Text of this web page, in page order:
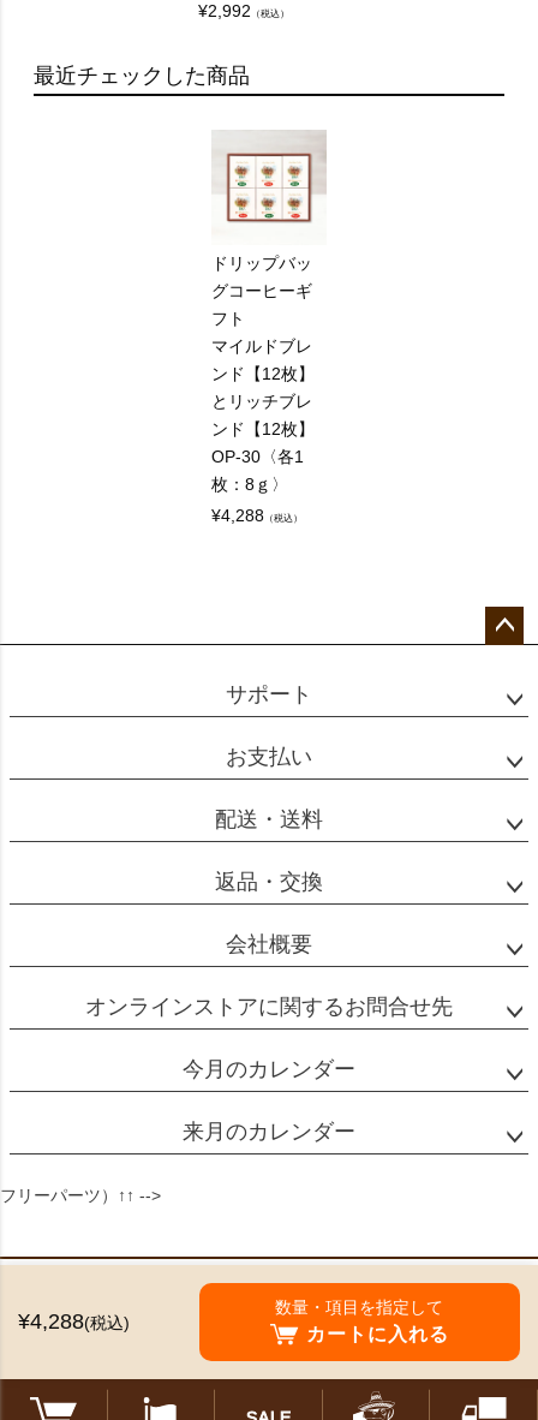
¥4,288(税込)
数量・項目を指定して
カートに入れる
¥2,992 （税込）
最近チェックした商品
ドリップバッ
グコーヒーギ
フト
マイルドブレ
ンド【12枚】
とリッチブレ
ンド【12枚】
OP-30〈各1
枚：8ｇ〉
¥4,288 （税込）
ップ
サポート
お支払い
配送・送料
返品・交換
会社概要
オンラインストアに関するお問合せ先
今月のカレンダー
来月のカレンダー
フリーパーツ）↑↑ -->
特定商取引法に基づく表示
個人情報の取扱
©2024 Mikado Coffee Shokai All Rights reserved.